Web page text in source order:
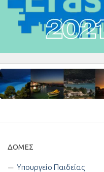
ΔΟΜΈΣ
Υπουργείο Παιδείας